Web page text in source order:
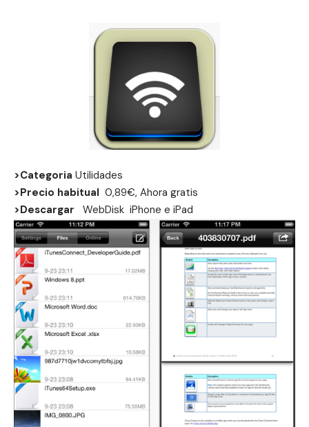
>Categoria Utilidades
>Precio habitual 0,89€, Ahora gratis
>Descargar
WebDisk iPhone e iPad